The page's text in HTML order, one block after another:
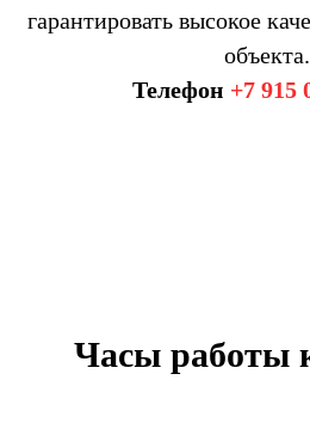
гарантировать высокое
объекта.
Телефон +7 915
Часы работы